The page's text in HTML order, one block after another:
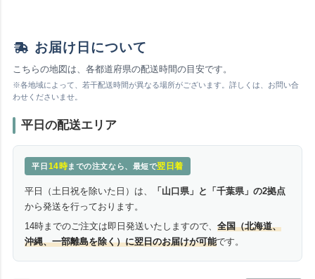
お届け日について
こちらの地図は、各都道府県の配送時間の目安です。
※各地域によって、若干配送時間が異なる場所がございます。詳しくは、お問い合
わせくださいませ。
平日の配送エリア
平日 14時までの注文なら、最短で翌日着
平日（土日祝を除いた日）は、
「山口県」と「千葉県」の2拠点
から発送を行っております。
14時までのご注文は即日発送いたしますので、全国（北海道、
沖縄、一部離島を除く）に翌日のお届けが可能です。